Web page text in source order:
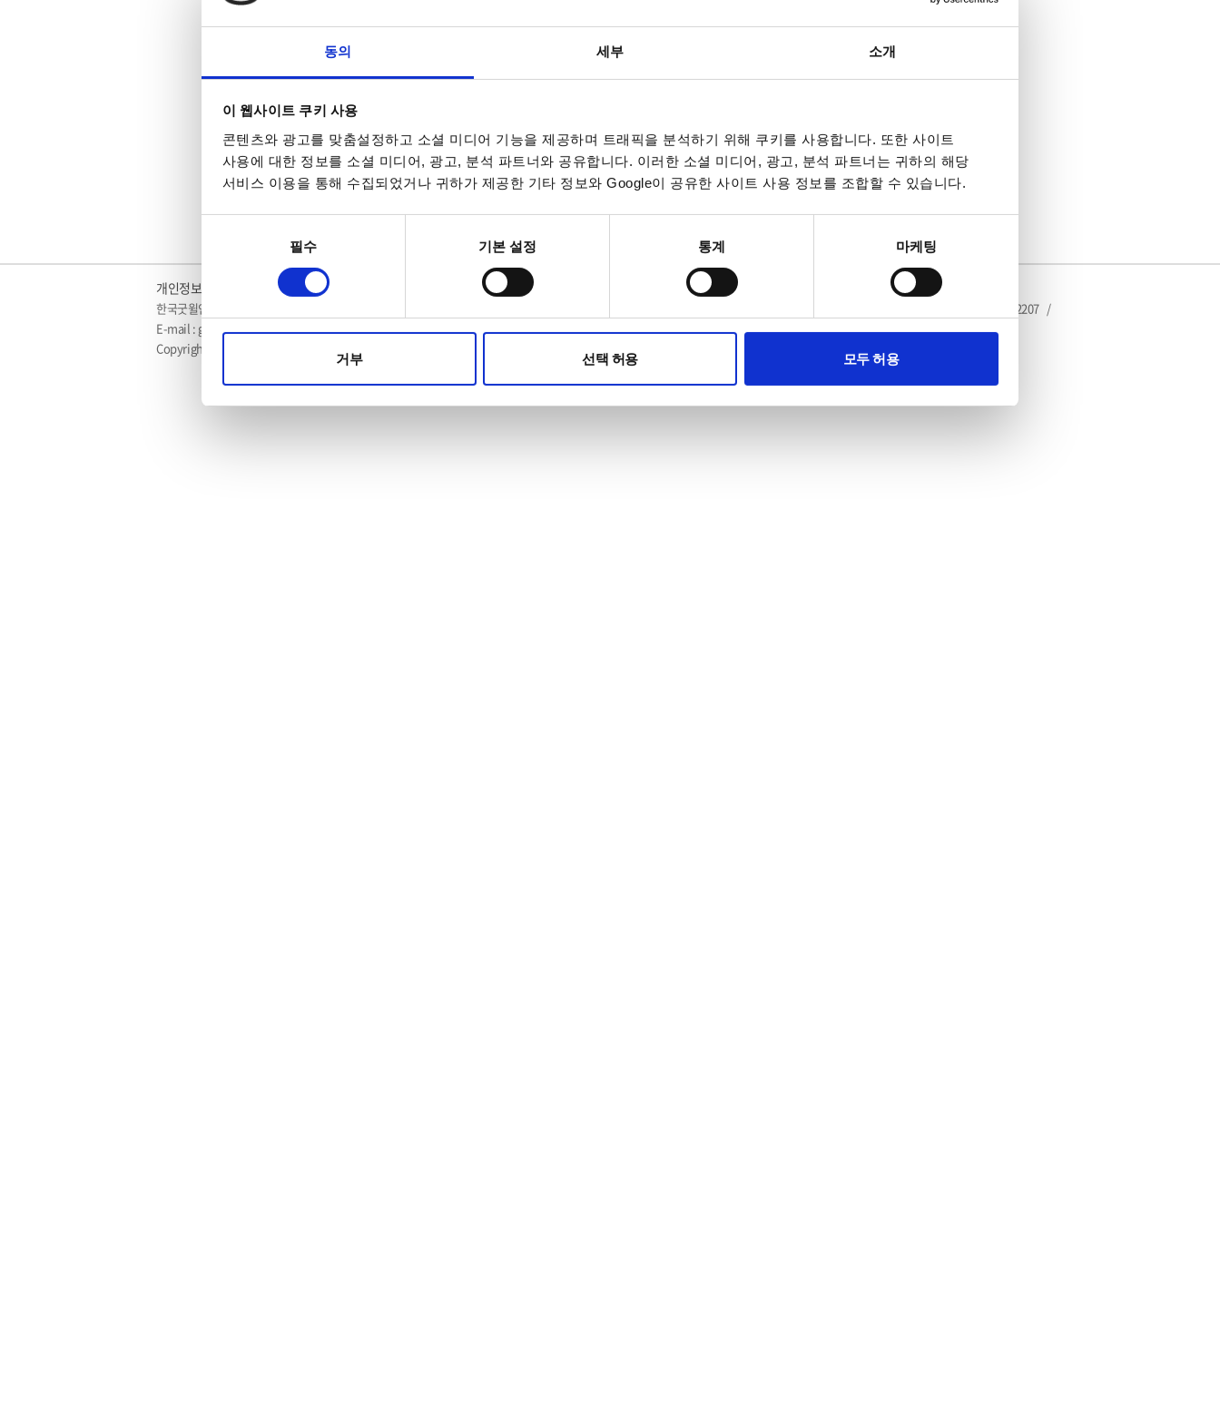
동의 세부 소개
이 웹사이트 쿠키 사용
콘텐츠와 광고를 맞춤설정하고 소셜 미디어 기능을 제공하며 트래픽을 분석하기 위해 쿠키를 사용합니다. 또한 사이트
사용에 대한 정보를 소셜 미디어, 광고, 분석 파트너와 공유합니다. 이러한 소셜 미디어, 광고, 분석 파트너는 귀하의 해당
서비스 이용을 통해 수집되었거나 귀하가 제공한 기타 정보와 Google이 공유한 사이트 사용 정보를 조합할 수 있습니다.
필수 기본 설정 통계 마케팅
거부 선택 허용 모두 허용
1 2 3
개인정보취급방침 이메일수집거부
한국굿윌인스트루먼트(주) 서울시 영등포구 경인로 775 에이스하이테크시티 1동 503호 FAX : 02-3439-2207 /
E-mail : gwinstek@gwinstek.co.kr
Copyright by 2017 Good Will Instrument Co., Ltd. All Rights Reserved.